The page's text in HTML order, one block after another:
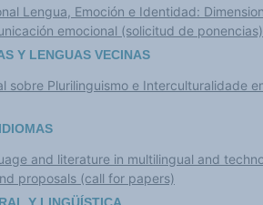
Lengua, Emoción e Identidad:
emocional (solicitud de ponencias)
Y LENGUAS VECINAS
sobre Plurilinguismo e Interculturalidade
and literature in multilingual and
proposals (call for papers)